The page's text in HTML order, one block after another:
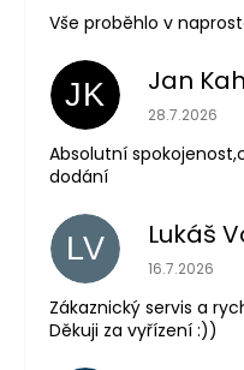
Vše proběhlo v
JK Jan
Hodnocení
28.7.2026
Absolutní
dodání
LV Lukáš
Hodnocení
16.7.2026
Zákaznický servis a
Děkuji za vyřízení :))